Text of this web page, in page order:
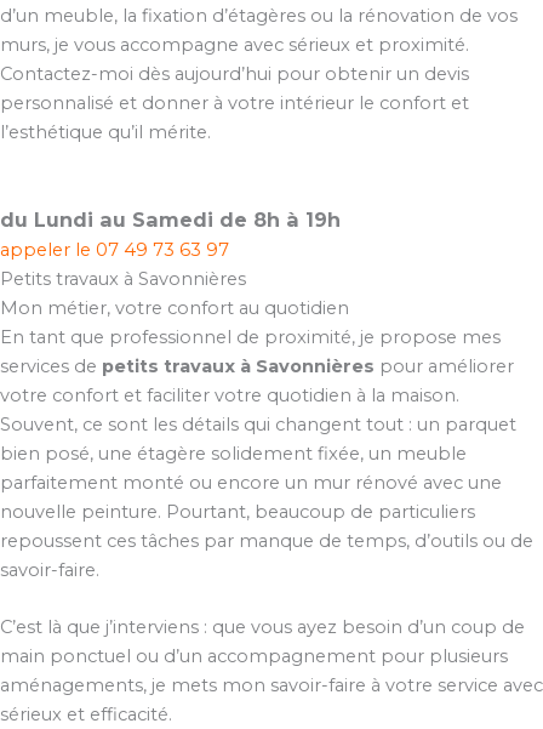
d’un meuble, la fixation d’étagères ou la rénovation de vos
murs, je vous accompagne avec sérieux et proximité.
Contactez-moi dès aujourd’hui pour obtenir un devis
personnalisé et donner à votre intérieur le confort et
l’esthétique qu’il mérite.
du Lundi au Samedi de 8h à 19h
appeler le 07 49 73 63 97
Petits travaux à Savonnières
Mon métier, votre confort au quotidien
En tant que professionnel de proximité, je propose mes
services de petits travaux à Savonnières pour améliorer
votre confort et faciliter votre quotidien à la maison.
Souvent, ce sont les détails qui changent tout : un parquet
bien posé, une étagère solidement fixée, un meuble
parfaitement monté ou encore un mur rénové avec une
nouvelle peinture. Pourtant, beaucoup de particuliers
repoussent ces tâches par manque de temps, d’outils ou de
savoir-faire.
C’est là que j’interviens : que vous ayez besoin d’un coup de
main ponctuel ou d’un accompagnement pour plusieurs
aménagements, je mets mon savoir-faire à votre service avec
sérieux et efficacité.